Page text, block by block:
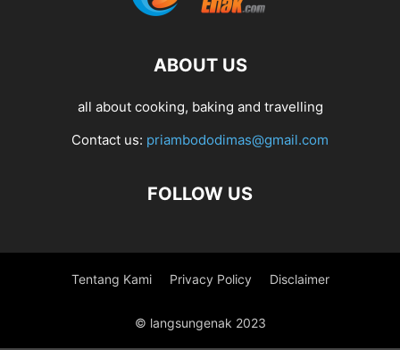
ABOUT US
all about cooking, baking and travelling
Contact us: priambododimas@gmail.com
FOLLOW US
Tentang Kami Privacy Policy Disclaimer
© langsungenak 2023